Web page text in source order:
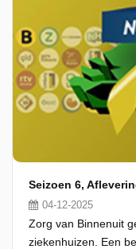
04-12-2025
Zorg van Binnenuit
ziekenhuizen. Een